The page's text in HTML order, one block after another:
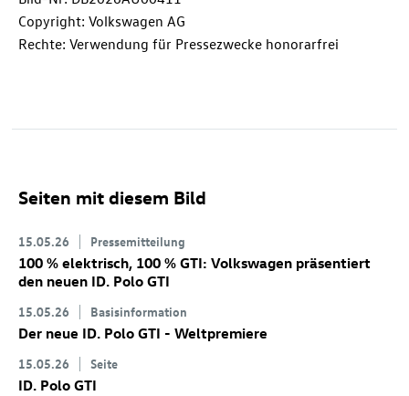
Copyright: Volkswagen AG
Rechte: Verwendung für Pressezwecke honorarfrei
Seiten mit diesem Bild
15.05.26 Pressemitteilung
100 % elektrisch, 100 % GTI: Volkswagen präsentiert
den neuen ID. Polo GTI
15.05.26 Basisinformation
Der neue ID. Polo GTI - Weltpremiere
15.05.26 Seite
ID. Polo GTI